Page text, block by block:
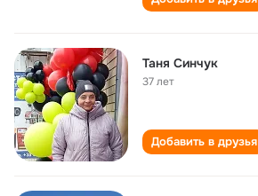
Таня Синчук
37 лет
Добавить в друзья